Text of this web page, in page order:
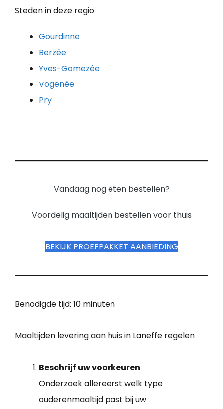
Steden in deze regio
Gourdinne
Berzée
Yves-Gomezée
Vogenée
Pry
Vandaag nog eten bestellen?
Voordelig maaltijden bestellen voor thuis
BEKIJK PROEFPAKKET AANBIEDING
Benodigde tijd: 10 minuten
Maaltijden levering aan huis in Laneffe regelen
Beschrijf uw voorkeuren
Onderzoek allereerst welk type
ouderenmaaltijd past bij uw